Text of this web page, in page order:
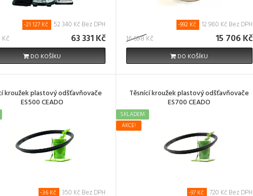
-21 127 Kč 52 340 Kč Bez DPH
63 331 Kč
DO KOŠÍKU
16 698 Kč
-992 Kč 12 980 Kč Bez DPH
15 706 Kč
DO KOŠÍKU
kroužek plastový odšťavňovače
ES500 CEADO
-36 Kč 350 Kč Bez DPH
Těsnící kroužek plastový odšťavňovače
ES700 CEADO
AKCE!
SKLADEM
-97 Kč 720 Kč Bez DPH